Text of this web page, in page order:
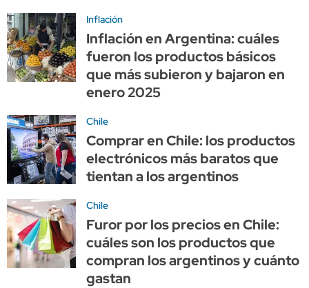
Inflación
Inflación en Argentina: cuáles
fueron los productos básicos
que más subieron y bajaron en
enero 2025
Chile
Comprar en Chile: los productos
electrónicos más baratos que
tientan a los argentinos
Chile
Furor por los precios en Chile:
cuáles son los productos que
compran los argentinos y cuánto
gastan